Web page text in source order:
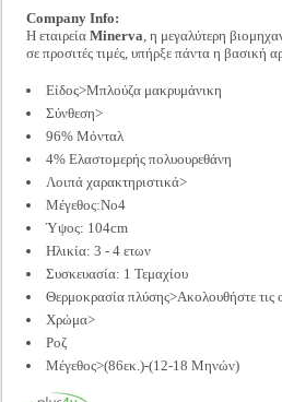
Company Info:
Η εταιρεία Minerva, η μεγαλύτερη
σε προσιτές τιμές, υπήρξε πάντα η βασική
Είδος>Μπλούζα μακρυμάνικη
Σύνθεση>
96% Μόνταλ
4% Ελαστομερής πολυουρεθάνη
Λοιπά χαρακτηριστικά>
Μέγεθος:No4
Ύψος: 104cm
Ηλικία: 3 - 4 ετων
Συσκευασία: 1 Τεμαχίου
Θερμοκρασία πλύσης>Ακολουθήστε τις
Χρώμα>
Ροζ
Μέγεθος>(86εκ.)-(12-18 Μηνών)